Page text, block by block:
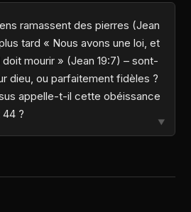
ramassent des pierres (Jean
tard « Nous avons une loi, et
mourir » (Jean 19:7) – sont-
dieu, ou parfaitement fidèles ?
appelle-t-il cette obéissance
?
▼